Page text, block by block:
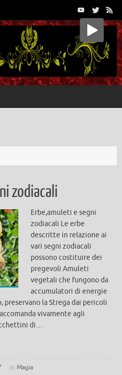
zodiacali
Erbe,amuleti e segni
zodiacali Le erbe
descritte in relazione ai
vari segni zodiacali
possono costituire dei
pregevoli Amuleti
vegetali che fungono da
accumulatori di energie
preservano la Strega dai pericoli
vivamente agli
di…
Magia